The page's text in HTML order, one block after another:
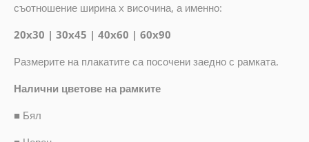
съотношение ширина x височина, а именно:
20x30 | 30x45 | 40x60 | 60x90
Размерите на плакатите са посочени заедно с рамката.
Налични цветове на рамките
■ Бял